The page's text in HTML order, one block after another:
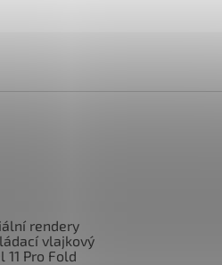
rendery
vlajkový
11 Pro Fold